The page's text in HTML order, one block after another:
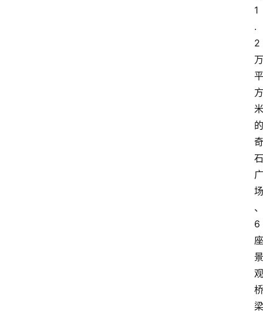
1
.
2
万
平
方
米
的
奇
石
广
场
、
6
座
景
观
桥
梁